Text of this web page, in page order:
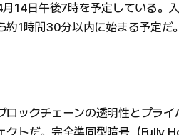
14日午後7時を予定している。
約1時間30分以内に始まる予定だ。
ロックチェーンの透明性とプラ
クトだ。完全準同型暗号（Fully